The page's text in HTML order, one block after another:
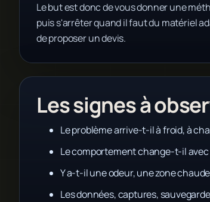
Le but est donc de vous donner une
puis s'arrêter quand il faut du matériel
de proposer un devis.
Les signes à
Le problème arrive-t-il à froid, à
Le comportement change-t-il
Y a-t-il une odeur, une zone
Les données, captures,